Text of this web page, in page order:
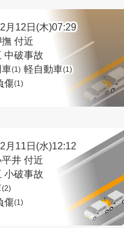
月12日(木)07:29
付近
中破事故
(1) 軽自動車(1)
傷(1)
月11日(水)12:12
井 付近
小破事故
(2)
傷(1)